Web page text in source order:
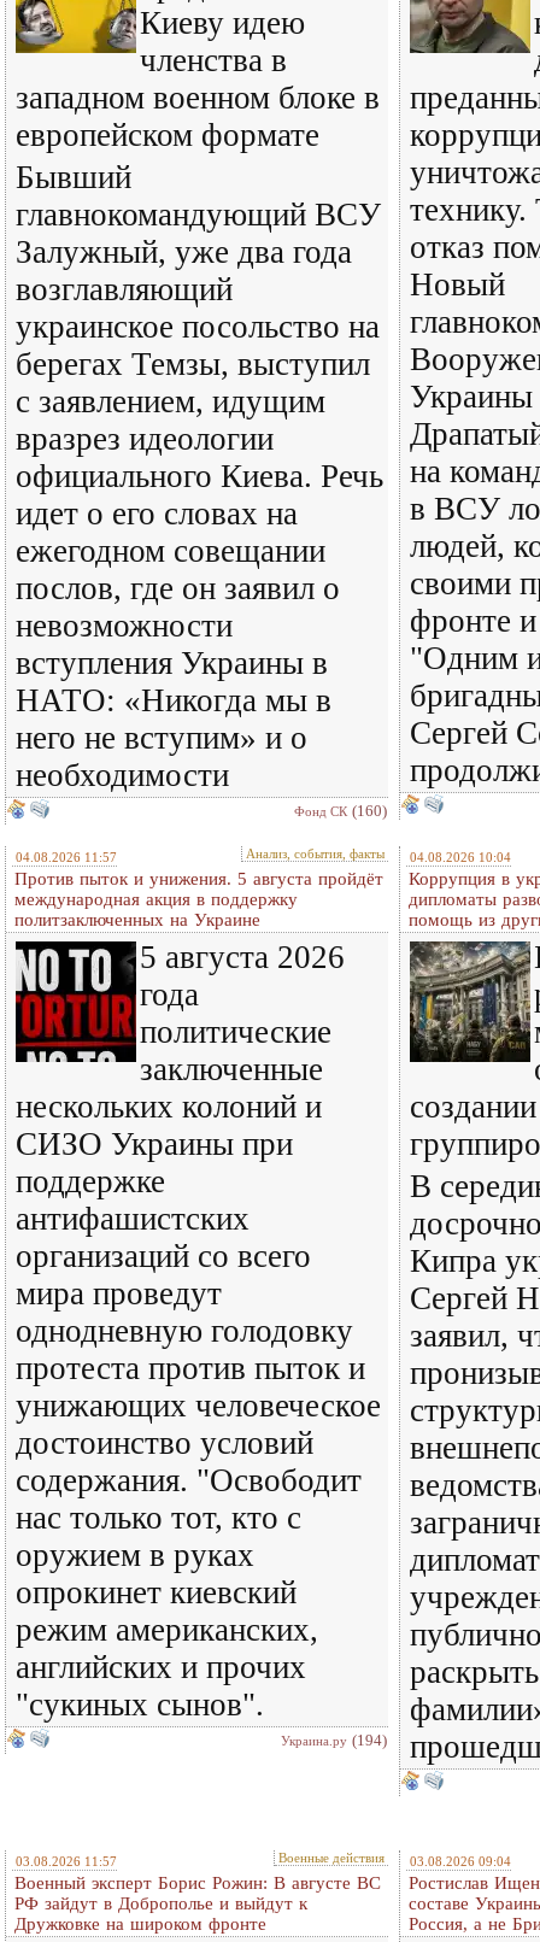
Киеву идею
членства в
западном военном блоке в
европейском формате
Бывший
главнокомандующий ВСУ
Залужный, уже два года
возглавляющий
украинское посольство на
берегах Темзы, выступил
с заявлением, идущим
вразрез идеологии
официального Киева. Речь
идет о его словах на
ежегодном совещании
послов, где он заявил о
невозможности
вступления Украины в
НАТО: «Никогда мы в
него не вступим» и о
необходимости
Фонд СК (160)
отказ
Новый
на
в ВСУ
людей,
своими
фронте
"Одним
Сергей
04.08.2026 11:57 Анализ, события, факты
Против пыток и унижения. 5 августа пройдёт
международная акция в поддержку
политзаключенных на Украине
5 августа 2026
года
политические
заключенные
нескольких колоний и
СИЗО Украины при
поддержке
антифашистских
организаций со всего
мира проведут
однодневную голодовку
протеста против пыток и
унижающих человеческое
достоинство условий
содержания. "Освободит
нас только тот, кто с
оружием в руках
опрокинет киевский
режим американских,
английских и прочих
"сукиных сынов".
Украина.ру (194)
04.08.2026 10:04
Коррупция в
дипломаты
помощь из
В
Кипра
Сергей
заявил,
03.08.2026 11:57 Военные действия
Военный эксперт Борис Рожин: В августе ВС
РФ зайдут в Доброполье и выйдут к
Дружковке на широком фронте
03.08.2026 09:04
Ростислав
составе
Россия, а не